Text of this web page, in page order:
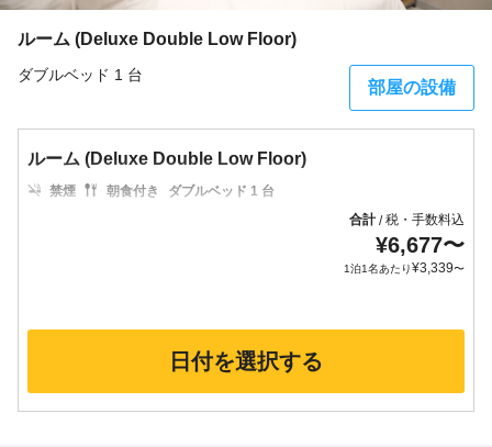
ルーム (Deluxe Double Low Floor)
ダブルベッド 1 台
部屋の設備
ルーム (Deluxe Double Low Floor)
禁煙 朝食付き
ダブルベッド 1 台
合計/税・手数料込
¥6,677〜
1泊1名あたり¥3,339〜
日付を選択する